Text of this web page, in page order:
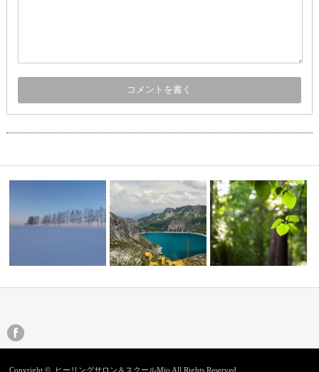
モモ活
Copyright © ヒーリングサロン＆スクールMio All Rights Reserved.